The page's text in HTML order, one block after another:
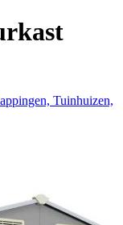
Tuinhuizen,